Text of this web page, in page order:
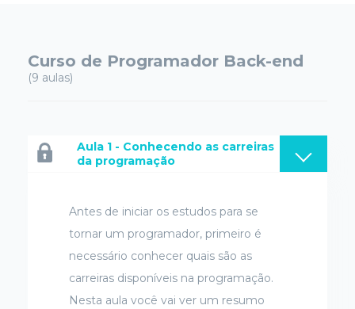
Curso de Programador Back-end
(9 aulas)
Aula 1 - Conhecendo as carreiras
da programação
Antes de iniciar os estudos para se
tornar um programador, primeiro é
necessário conhecer quais são as
carreiras disponíveis na programação.
Nesta aula você vai ver um resumo